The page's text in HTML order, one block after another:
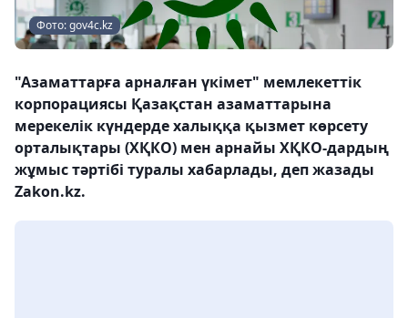
Фото: gov4c.kz
"Азаматтарға арналған үкімет" мемлекеттік
корпорациясы Қазақстан азаматтарына
мерекелік күндерде халыққа қызмет көрсету
орталықтары (ХҚКО) мен арнайы ХҚКО-дардың
жұмыс тәртібі туралы хабарлады, деп жазады
Zakon.kz.